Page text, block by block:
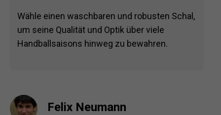
Wähle einen waschbaren und robusten Schal,
um seine Qualität und Optik über viele
Handballsaisons hinweg zu bewahren.
Felix Neumann